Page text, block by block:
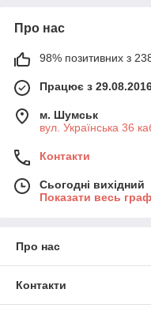
Про нас
98% позитивних з
Працює з
м. Шумськ
вул. Українська 36
Контакти
Сьогодні вихідний
Показати весь
Про нас
Контакти